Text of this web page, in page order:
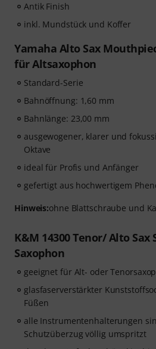
Antik Finish
inkl. Mundstück und Koffer
Yamaha Alto Sax
für Altsaxophon
Standard-Serie
Bahnöffnung: 1,60 mm
Bahnlänge: 23,00 mm
ausgewogener, klarer und
Oktave
ideal für Profis und Anfänger
gefertigt aus hochwertigem
Hinweis:ohne Blattschraube und
K&M 14300 Tenor/ Alto
Saxophon
geeignet für Alt- oder
glasfaserverstärkter
Füßen
alle Instrumentenhalterungen
Schutzüberzug völlig umspritzt